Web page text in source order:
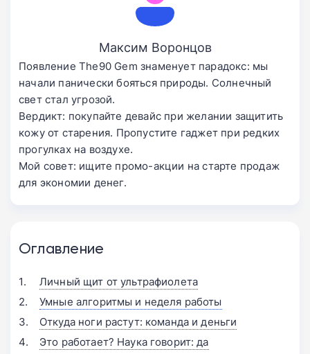
Максим Воронцов
Появление The90 Gem знаменует парадокс: мы
начали панически бояться природы. Солнечный
свет стал угрозой.
Вердикт: покупайте девайс при желании защитить
кожу от старения. Пропустите гаджет при редких
прогулках на воздухе.
Мой совет: ищите промо-акции на старте продаж
для экономии денег.
Оглавление
Личный щит от ультрафиолета
Умные алгоритмы и неделя работы
Откуда ноги растут: команда и деньги
Это работает? Наука говорит: да